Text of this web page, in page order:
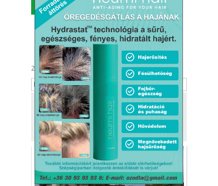
MENÜ
2026. augusztus 6. Berta, Bettina
Tekintse meg
a kiadónk, aKafi Bt.
más tevékenységét is!